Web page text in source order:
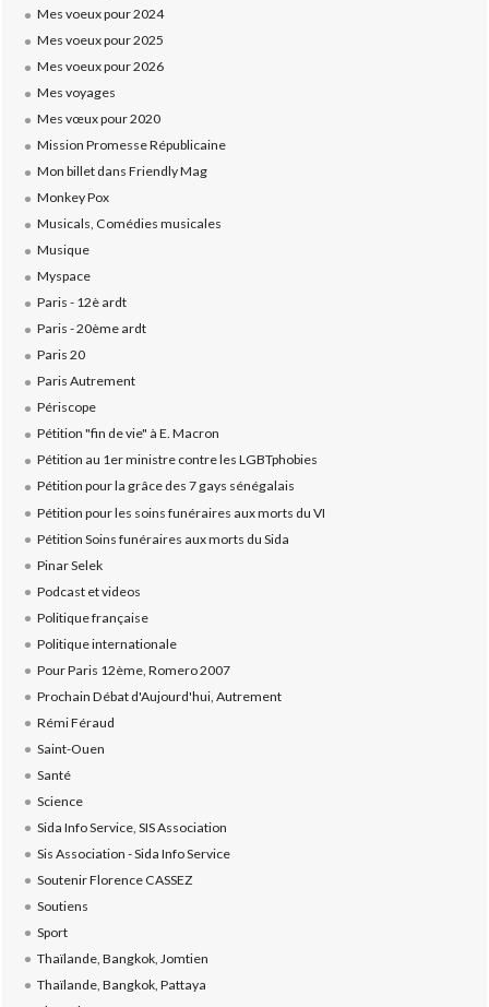
Mes voeux pour 2024
Mes voeux pour 2025
Mes voeux pour 2026
Mes voyages
Mes vœux pour 2020
Mission Promesse Républicaine
Mon billet dans Friendly Mag
Monkey Pox
Musicals, Comédies musicales
Musique
Myspace
Paris - 12è ardt
Paris - 20ème ardt
Paris 20
Paris Autrement
Périscope
Pétition "fin de vie" à E. Macron
Pétition au 1er ministre contre les LGBTphobies
Pétition pour la grâce des 7 gays sénégalais
Pétition pour les soins funéraires aux morts du VI
Pétition Soins funéraires aux morts du Sida
Pinar Selek
Podcast et videos
Politique française
Politique internationale
Pour Paris 12ème, Romero 2007
Prochain Débat d'Aujourd'hui, Autrement
Rémi Féraud
Saint-Ouen
Santé
Science
Sida Info Service, SIS Association
Sis Association - Sida Info Service
Soutenir Florence CASSEZ
Soutiens
Sport
Thaïlande, Bangkok, Jomtien
Thaïlande, Bangkok, Pattaya